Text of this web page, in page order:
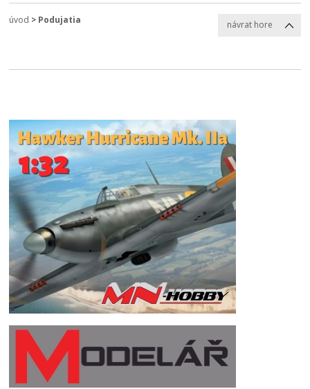
úvod > Podujatia návrat hore